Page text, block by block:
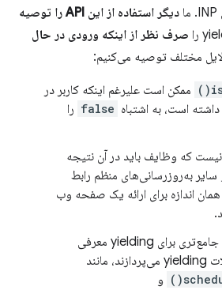
دیگر استفاده از این API را توصیه
صرف نظر از اینکه ورودی در حال
مختلف توصیه می‌کنیم:
ممکن است علیرغم اینکه کاربر در
است، به اشتباه false را
که وظایف باید در آن نتیجه
به‌روزرسانی‌های منظم رابط
اندازه برای ارائه یک صفحه وب
از آن زمان، APIهای جامع‌تری برای yielding معرفی
و